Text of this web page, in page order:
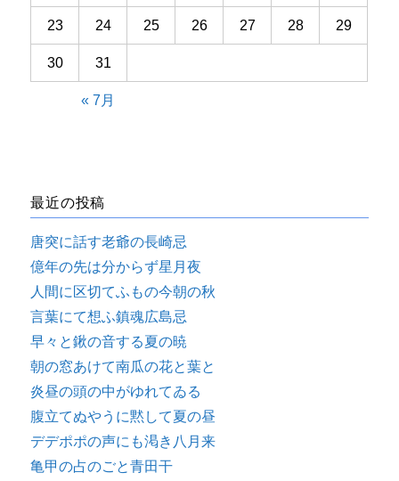
23 24 25 26 27 28 29
30 31
« 7月
最近の投稿
唐突に話す老爺の長崎忌
億年の先は分からず星月夜
人間に区切てふもの今朝の秋
言葉にて想ふ鎮魂広島忌
早々と鍬の音する夏の暁
朝の窓あけて南瓜の花と葉と
炎昼の頭の中がゆれてゐる
腹立てぬやうに黙して夏の昼
デデポポの声にも渇き八月来
亀甲の占のごと青田干